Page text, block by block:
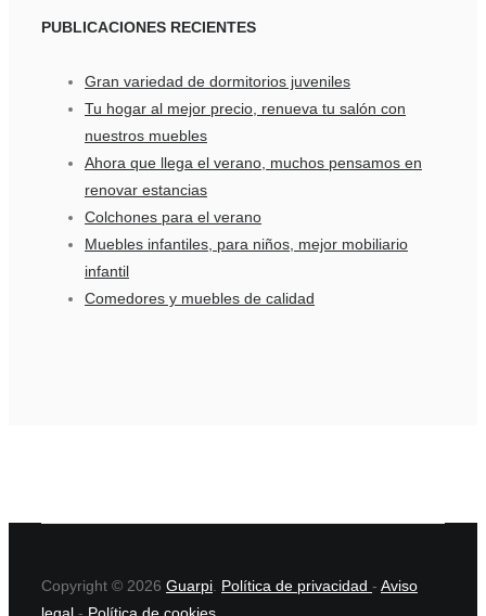
PUBLICACIONES RECIENTES
Gran variedad de dormitorios juveniles
Tu hogar al mejor precio, renueva tu salón con
nuestros muebles
Ahora que llega el verano, muchos pensamos en
renovar estancias
Colchones para el verano
Muebles infantiles, para niños, mejor mobiliario
infantil
Comedores y muebles de calidad
Copyright © 2026 Guarpi Política de privacidad - Aviso